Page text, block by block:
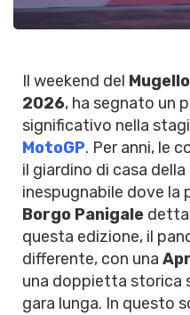
Il weekend del Mugello
2026, ha segnato un
significativo nella
MotoGP. Per anni, le
il giardino di casa della
inespugnabile dove la
Borgo Panigale
questa edizione, il
differente, con una
una doppietta storica
gara lunga. In questo